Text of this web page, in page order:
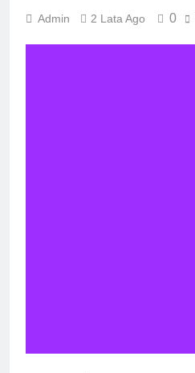
Admin 2 Lata Ago 0